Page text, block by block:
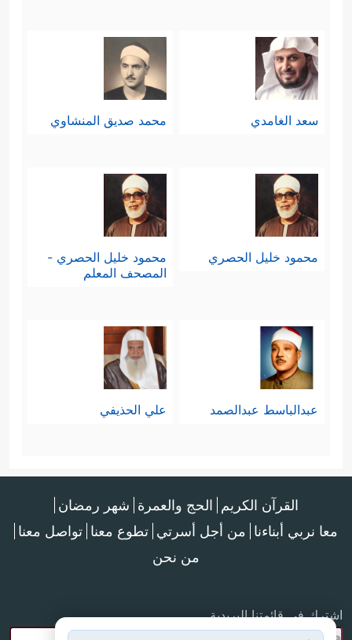
سعد الغامدي محمد صديق المنشاوي
محمود خليل الحصري
محمود خليل الحصري -
المصحف المعلم
عبدالباسط عبدالصمد علي الحذيفي
القرآن الكريم الحج والعمرة شهر رمضان
معا نربي أبناءنا من أجل أسرتي تطوع معنا تواصل معنا
من نحن
اشترك في قائمتنا البريدية